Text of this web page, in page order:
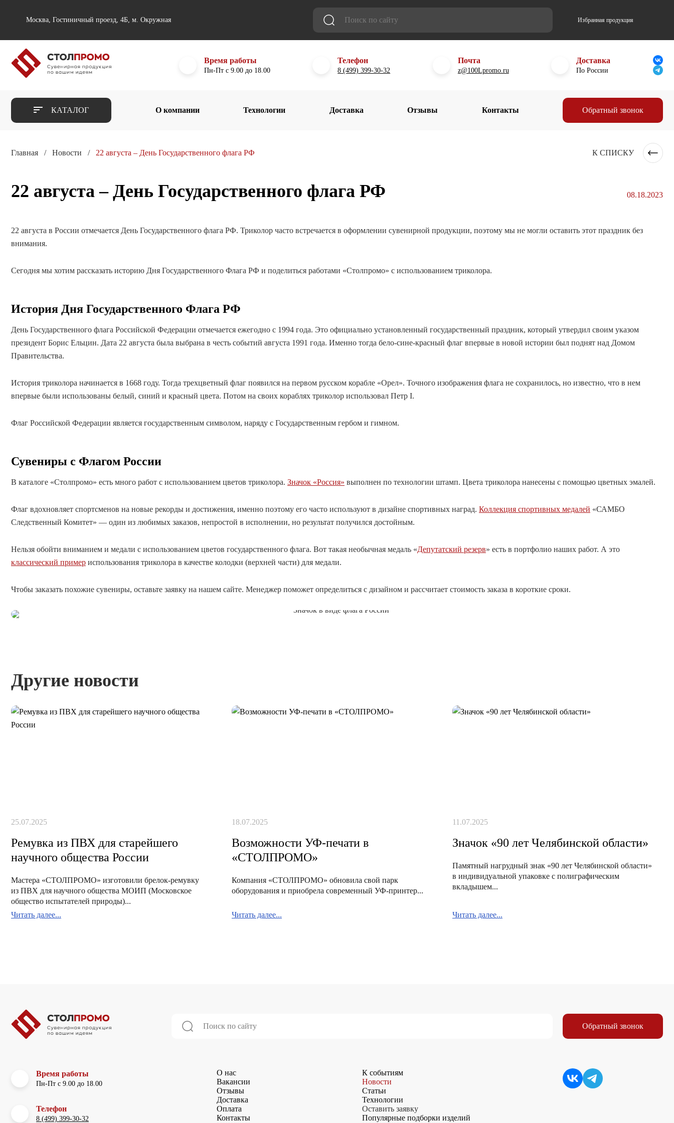
Москва, Гостиничный проезд, 4Б, м. Окружная Избранная продукция
Время работы
Пн-Пт с 9.00 до 18.00
Телефон
8 (499) 399-30-32
Почта
z@100Lpromo.ru
Доставка
По России
КАТАЛОГ О компании Технологии Доставка Отзывы Контакты Обратный звонок
Главная Новости 22 августа – День Государственного флага РФ К СПИСКУ
22 августа – День Государственного флага РФ 08.18.2023
22 августа в России отмечается День Государственного флага РФ. Триколор часто встречается в оформлении сувенирной продукции, поэтому мы не могли оставить этот праздник без
внимания.
Сегодня мы хотим рассказать историю Дня Государственного Флага РФ и поделиться работами «Столпромо» с использованием триколора.
История Дня Государственного Флага РФ
День Государственного флага Российской Федерации отмечается ежегодно с 1994 года. Это официально установленный государственный праздник, который утвердил своим указом
президент Борис Ельцин. Дата 22 августа была выбрана в честь событий августа 1991 года. Именно тогда бело-сине-красный флаг впервые в новой истории был поднят над Домом
Правительства.
История триколора начинается в 1668 году. Тогда трехцветный флаг появился на первом русском корабле «Орел». Точного изображения флага не сохранилось, но известно, что в нем
впервые были использованы белый, синий и красный цвета. Потом на своих кораблях триколор использовал Петр I.
Флаг Российской Федерации является государственным символом, наряду с Государственным гербом и гимном.
Сувениры с Флагом России
В каталоге «Столпромо» есть много работ с использованием цветов триколора. Значок «Россия» выполнен по технологии штамп. Цвета триколора нанесены с помощью цветных эмалей.
Флаг вдохновляет спортсменов на новые рекорды и достижения, именно поэтому его часто используют в дизайне спортивных наград. Коллекция спортивных медалей «САМБО
Следственный Комитет» — один из любимых заказов, непростой в исполнении, но результат получился достойным.
Нельзя обойти вниманием и медали с использованием цветов государственного флага. Вот такая необычная медаль «Депутатский резерв» есть в портфолио наших работ. А это
классический пример использования триколора в качестве колодки (верхней части) для медали.
Чтобы заказать похожие сувениры, оставьте заявку на нашем сайте. Менеджер поможет определиться с дизайном и рассчитает стоимость заказа в короткие сроки.
Другие новости
25.07.2025
Ремувка из ПВХ для старейшего
научного общества России
Мастера «СТОЛПРОМО» изготовили брелок-ремувку
из ПВХ для научного общества МОИП (Московское
общество испытателей природы)...
Читать далее...
18.07.2025
Возможности УФ-печати в
«СТОЛПРОМО»
Компания «СТОЛПРОМО» обновила свой парк
оборудования и приобрела современный УФ-принтер...
Читать далее...
11.07.2025
Значок «90 лет Челябинской области»
Памятный нагрудный знак «90 лет Челябинской области»
в индивидуальной упаковке с полиграфическим
вкладышем...
Читать далее...
Обратный звонок
Время работы
Пн-Пт с 9.00 до 18.00
Телефон
8 (499) 399-30-32
О нас
Вакансии
Отзывы
Доставка
Оплата
Контакты
К событиям
Новости
Статьи
Технологии
Оставить заявку
Популярные подборки изделий